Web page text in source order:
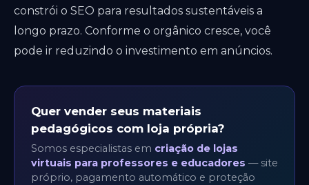
constrói o SEO para resultados sustentáveis a
longo prazo. Conforme o orgânico cresce, você
pode ir reduzindo o investimento em anúncios.
Quer vender seus materiais
pedagógicos com loja própria?
Somos especialistas em criação de lojas
virtuais para professores e educadores — site
próprio, pagamento automático e proteção